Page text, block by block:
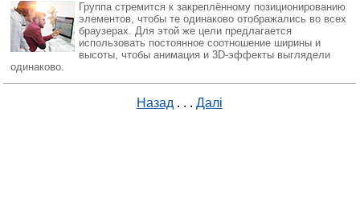
Группа стремится к закреплённому позиционированию
элементов, чтобы те одинаково отображались во всех
браузерах. Для этой же цели предлагается
использовать постоянное соотношение ширины и
высоты, чтобы анимация и 3D-эффекты выглядели
одинаково.
Назад . . . Далі